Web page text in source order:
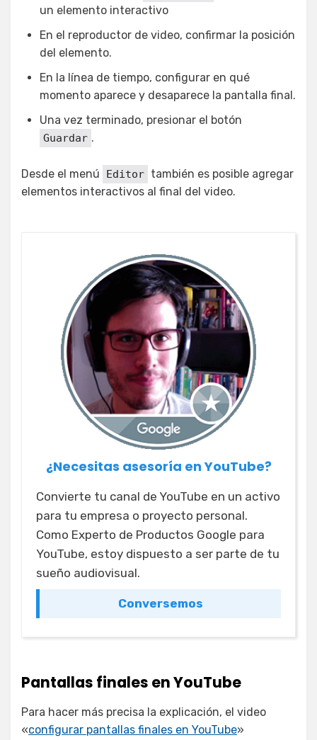
un elemento interactivo
En el reproductor de video, confirmar la posición
del elemento.
En la línea de tiempo, configurar en qué
momento aparece y desaparece la pantalla final.
Una vez terminado, presionar el botón
Guardar .
Desde el menú Editor también es posible agregar
elementos interactivos al final del video.
¿Necesitas asesoría en YouTube?
Convierte tu canal de YouTube en un activo
para tu empresa o proyecto personal.
Como Experto de Productos Google para
YouTube, estoy dispuesto a ser parte de tu
sueño audiovisual.
Conversemos
Pantallas finales en YouTube
Para hacer más precisa la explicación, el video
«configurar pantallas finales en YouTube»